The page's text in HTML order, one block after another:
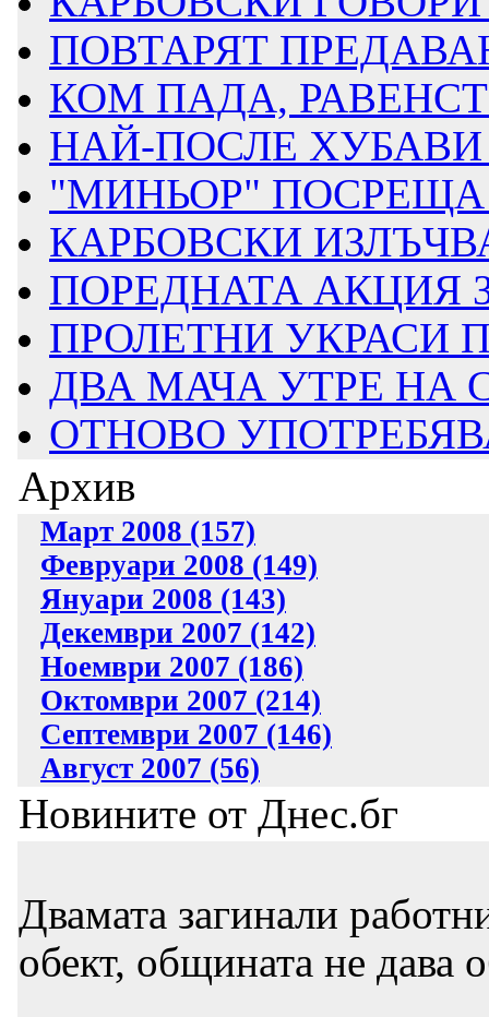
ПОВТАРЯТ
КОМ ПАДА,
НАЙ-ПОСЛЕ ХУБАВИ
"МИНЬОР" ПОСРЕЩА
КАРБОВСКИ
ПОРЕДНАТА АКЦИЯ
ПРОЛЕТНИ УКРАСИ
ДВА МАЧА УТРЕ НА
ОТНОВО
Архив
Март 2008 (157)
Февруари 2008 (149)
Януари 2008 (143)
Декември 2007 (142)
Ноември 2007 (186)
Октомври 2007 (214)
Септември 2007 (146)
Август 2007 (56)
Новините от Днес.бг
Двамата загинали
обект, общината не дава